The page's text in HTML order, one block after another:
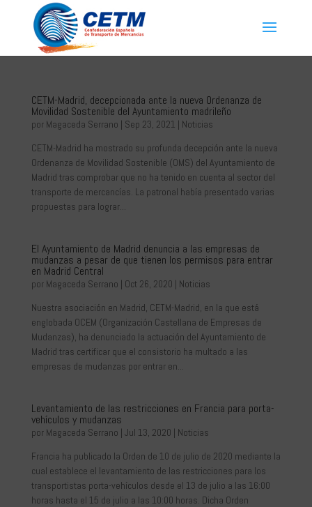
CETM-Madrid, decepcionada ante la nueva Ordenanza de
Movilidad Sostenible del Ayuntamiento madrileño
por Magaceda Serrano | Sep 23, 2021 | Noticias
CETM-Madrid ha mostrado su profunda decepción ante la nueva
Ordenanza de Movilidad Sostenible (OMS) del Ayuntamiento de
Madrid tras comprobar que no ha tenido en cuenta al sector del
transporte de mercancías. La patronal había presentado varias
propuestas para lograr...
El Ayuntamiento de Madrid denuncia a las empresas de
mudanzas a pesar de que tienen los permisos para entrar
en Madrid Central
por Magaceda Serrano | Oct 26, 2020 | Noticias
Nuestra asociación en Madrid, CETM-Madrid, en la que está
englobada OCEM (Organización Castellana de Empresas de
Mudanzas), ha denunciado la actuación del Ayuntamiento de
Madrid tras certificar que el consistorio ha multado a las
empresas de mudanzas por entrar en...
Levantamiento de las restricciones en Francia para porta-
vehículos y mudanzas
por Magaceda Serrano | Jul 13, 2020 | Noticias
Francia ha publicado la Orden de 10 de julio de 2020 mediante la
cual establece el levantamiento de las restricciones para los
transportistas porta-vehículos desde el 13 de julio a las 16:00
horas hasta el 15 de julio a las 10:00 horas. Dicha Orden